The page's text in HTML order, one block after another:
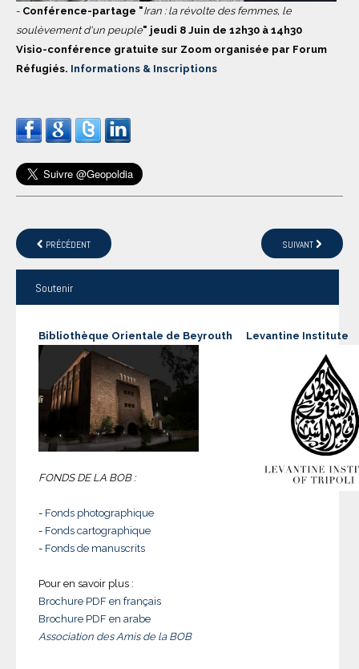
- Conférence-partage "Iran : la révolte des femmes, le
soulèvement d'un peuple" jeudi 8 Juin de 12h30 à 14h30
Visio-conférence gratuite sur Zoom organisée par Forum
Réfugiés. Informations & Inscriptions
PRÉCÉDENT SUIVANT
Soutenir
Bibliothèque Orientale de Beyrouth
FONDS DE LA BOB :
- Fonds photographique
- Fonds cartographique
- Fonds de manuscrits
Pour en savoir plus :
Brochure PDF en français
Brochure PDF en arabe
Association des Amis de la BOB
Levantine Institute